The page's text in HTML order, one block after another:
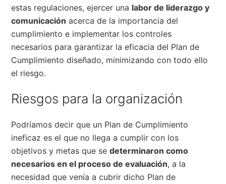
estas regulaciones, ejercer una labor de liderazgo y
comunicación acerca de la importancia del
cumplimiento e implementar los controles
necesarios para garantizar la eficacia del Plan de
Cumplimiento diseñado, minimizando con todo ello
el riesgo.
Riesgos para la organización
Podríamos decir que un Plan de Cumplimiento
ineficaz es el que no llega a cumplir con los
objetivos y metas que sedeterminaron como
necesarios en el proceso de evaluación, a la
necesidad que venía a cubrir dicho Plan de